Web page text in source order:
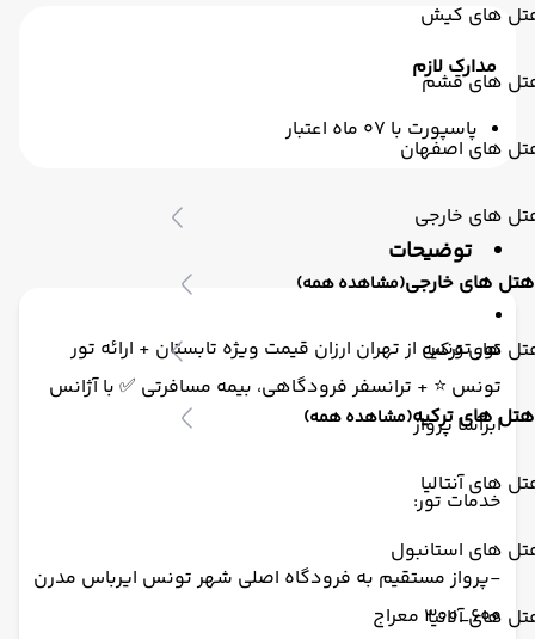
های کیش
های قشم
های اصفهان
های خارجی
هتل های خارجی(مشاهده همه)
های ترکیه
هتل های ترکیه(مشاهده همه)
های آنتالیا
های استانبول
های آلانیا
مدارک لازم
پاسپورت با 07 ماه اعتبار
توضیحات
تور تونس از تهران ارزان قیمت ویژه تابستان + ارائه تور
تونس ⭐️ + ترانسفر فرودگاهی، بیمه مسافرتی ✅ با آژانس
ابرآسا پرواز
خدمات تور:
-پرواز مستقیم به فرودگاه اصلی شهر تونس ایرباس مدرن
۶۰۰_۳۰۰ معراج